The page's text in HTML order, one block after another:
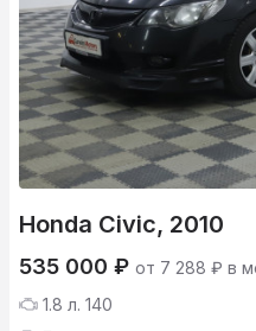
Honda Civic, 2010
535 000 ₽ от 7 288 ₽ в
1.8 л. 140